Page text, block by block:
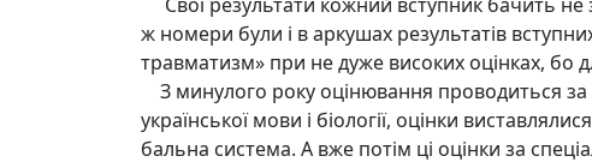
ж номери були і в аркушах результатів
травматизм» при не дуже високих оцінках, бо
З минулого року оцінювання проводиться за
української мови і біології, оцінки
бальна система. А вже потім ці оцінки за